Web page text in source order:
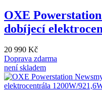
OXE
dobíjecí
20 990 Kč
Doprava zdarma
není skladem